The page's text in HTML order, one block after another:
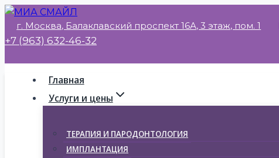
Перейти
содержимому
г. Москва, Балаклавский проспект 16А, 3 этаж, пом. 1
+7 (963) 632-46-32
Главная
Услуги и цены
ТЕРАПИЯ И ПАРОДОНТОЛОГИЯ
ИМПЛАНТАЦИЯ